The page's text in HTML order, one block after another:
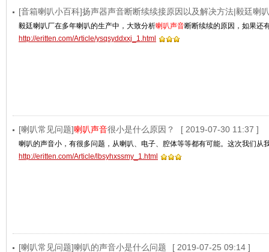
[音箱喇叭小百科]扬声器声音断断续续接原因以及解决方法|毅廷喇
毅廷喇叭厂在多年喇叭的生产中，大致分析喇叭声音断断续续的原因，如果还
http://eritten.com/Article/ysqsyddxxj_1.html
[喇叭常见问题]喇叭声音很小是什么原因？ [ 2019-07-30 11:37 ]
喇叭的声音小，有很多问题，从喇叭、电子、腔体等等都有可能。这次我们从
http://eritten.com/Article/lbsyhxssmy_1.html
[喇叭常见问题]喇叭的声音小是什么问题 [ 2019-07-25 09:14 ]